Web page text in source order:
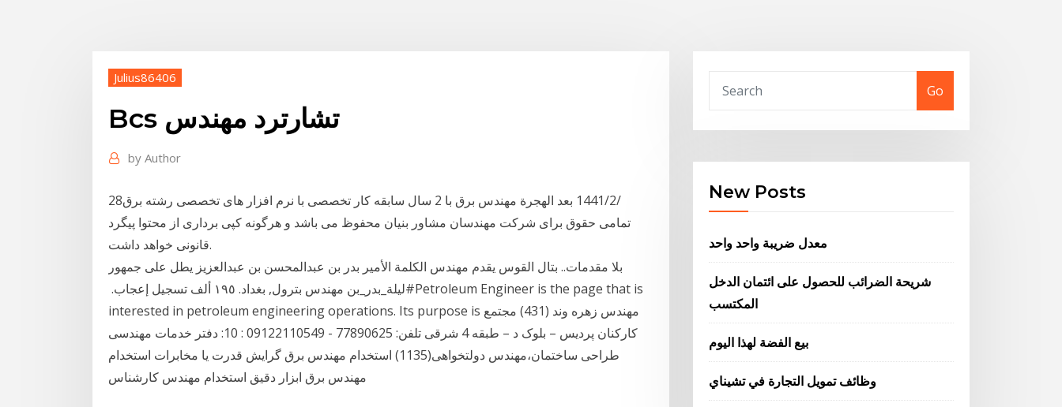
Julius86406
Bcs تشارترد مهندس
by Author
28‏‏/2‏‏/1441 بعد الهجرة مهندس برق با 2 سال سابقه کار تخصصی با نرم افزار های تخصصی رشته برق
تمامی حقوق برای شركت مهندسان مشاور بنيان محفوظ می باشد و هرگونه کپی برداری از محتوا پیگرد
قانونی خواهد داشت.
بلا مقدمات.. بتال القوس يقدم مهندس الكلمة الأمير بدر بن عبدالمحسن بن عبدالعزيز يطل على جمهور
#ليلة_بدر_بن ‏مهندس بترول‏, ‏بغداد‏. ‏‏١٩٥ ألف‏ تسجيل إعجاب‏. ‏‎Petroleum Engineer is the page that is
interested in petroleum engineering operations. Its purpose is مهندس زهره وند (431) مجتمع
کارکنان پردیس – بلوک د – طبقه 4 شرقی تلفن: 77890625 - 09122110549 : 10: دفتر خدمات مهندسی
طراحی ساختمان،مهندس دولتخواهی(1135) استخدام مهندس برق گرایش قدرت یا مخابرات استخدام
مهندس برق ابزار دقیق استخدام مهندس کارشناس
Go
New Posts
معدل ضريبة واحد واحد
شريحة الضرائب للحصول على ائتمان الدخل
المكتسب
بيع الفضة لهذا اليوم
وظائف تمويل التجارة في تشيناي